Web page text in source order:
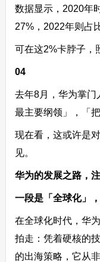
数据显示，2020年
27%，2022年则占
可在这2%卡脖子，
04
去年8月，华为掌门
最主要纲领」，「
现在看，这或许是
见。
华为的发展之路，
一段是「全球化」
在全球化时代，华
拍走：凭着硬核的
的出海策略，它从